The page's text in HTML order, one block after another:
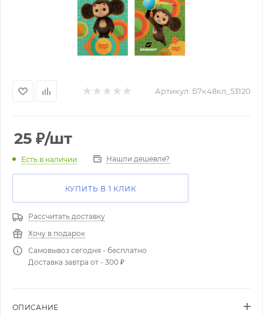
Артикул: Б7к48кл_53120
25 ₽/шт
Есть в наличии Нашли дешевле?
КУПИТЬ В 1 КЛИК
Рассчитать доставку
Хочу в подарок
Самовывоз сегодня - бесплатно
Доставка завтра от - 300 ₽
ОПИСАНИЕ